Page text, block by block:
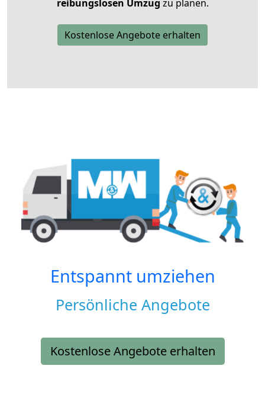
reibungslosen Umzug zu planen.
Kostenlose Angebote erhalten
Entspannt umziehen
Persönliche Angebote
Kostenlose Angebote erhalten